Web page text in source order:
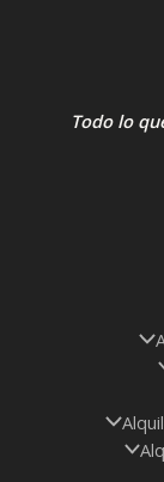
Todo lo